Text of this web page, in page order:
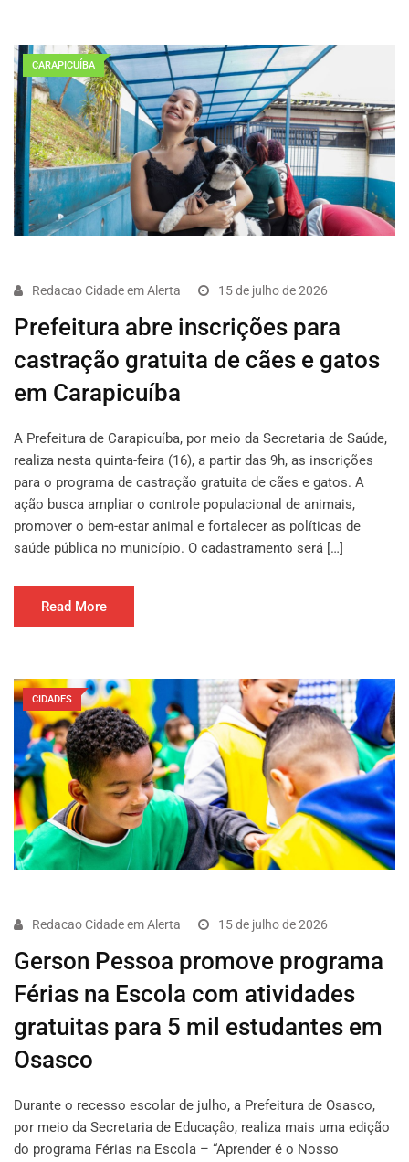
CARAPICUÍBA
Redacao Cidade em Alerta 15 de julho de 2026
Prefeitura abre inscrições para
castração gratuita de cães e gatos
em Carapicuíba
A Prefeitura de Carapicuíba, por meio da Secretaria de Saúde,
realiza nesta quinta-feira (16), a partir das 9h, as inscrições
para o programa de castração gratuita de cães e gatos. A
ação busca ampliar o controle populacional de animais,
promover o bem-estar animal e fortalecer as políticas de
saúde pública no município. O cadastramento será […]
Read More
CIDADES
Redacao Cidade em Alerta 15 de julho de 2026
Gerson Pessoa promove programa
Férias na Escola com atividades
gratuitas para 5 mil estudantes em
Osasco
Durante o recesso escolar de julho, a Prefeitura de Osasco,
por meio da Secretaria de Educação, realiza mais uma edição
do programa Férias na Escola – “Aprender é o Nosso